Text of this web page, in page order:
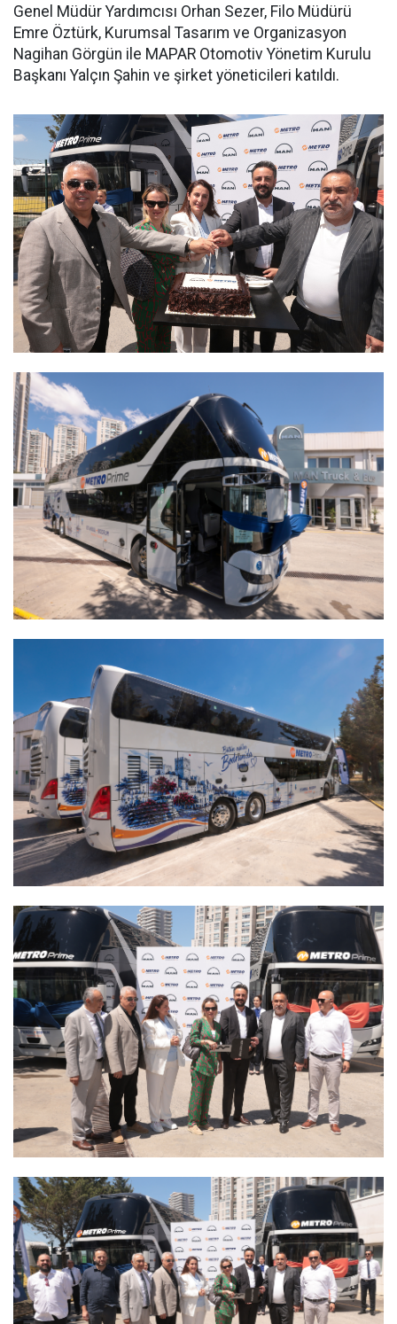
Genel Müdür Yardımcısı Orhan Sezer, Filo Müdürü
Emre Öztürk, Kurumsal Tasarım ve Organizasyon
Nagihan Görgün ile MAPAR Otomotiv Yönetim Kurulu
Başkanı Yalçın Şahin ve şirket yöneticileri katıldı.